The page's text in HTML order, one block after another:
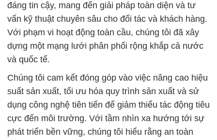
đáng tin cậy, mang đến giải pháp toàn diện và tư
vấn kỹ thuật chuyên sâu cho đối tác và khách hàng.
Với phạm vi hoạt động toàn cầu, chúng tôi đã xây
dựng một mạng lưới phân phối rộng khắp cả nước
và quốc tế.
Chúng tôi cam kết đóng góp vào việc nâng cao hiệu
suất sản xuất, tối ưu hóa quy trình sản xuất và sử
dụng công nghệ tiên tiến để giảm thiểu tác động tiêu
cực đến môi trường. Với tầm nhìn xa hướng tới sự
phát triển bền vững, chúng tôi hiểu rằng an toàn